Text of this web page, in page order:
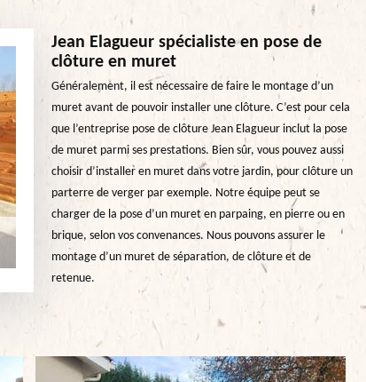
Jean Elagueur spécialiste en pose de
clôture en muret
Généralement, il est nécessaire de faire le montage d’un
muret avant de pouvoir installer une clôture. C’est pour cela
que l’entreprise pose de clôture Jean Elagueur inclut la pose
de muret parmi ses prestations. Bien sûr, vous pouvez aussi
choisir d’installer en muret dans votre jardin, pour clôture un
parterre de verger par exemple. Notre équipe peut se
charger de la pose d’un muret en parpaing, en pierre ou en
brique, selon vos convenances. Nous pouvons assurer le
montage d’un muret de séparation, de clôture et de
retenue.